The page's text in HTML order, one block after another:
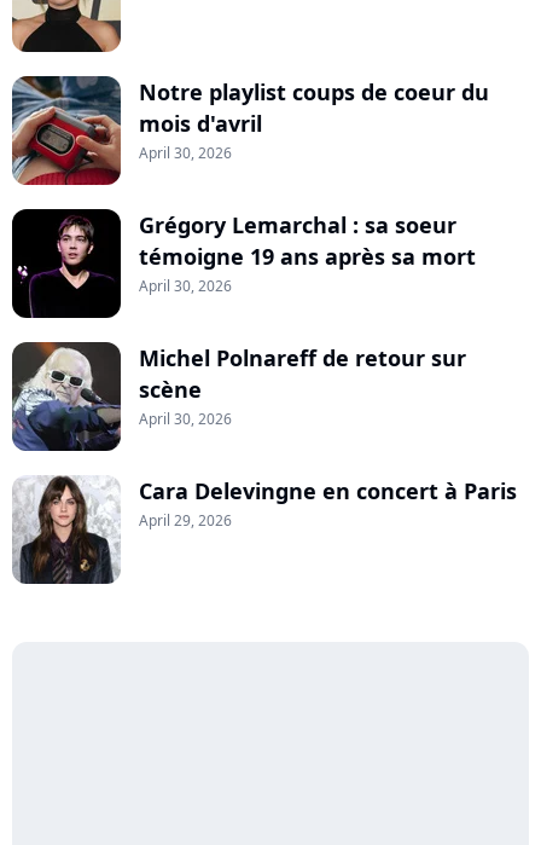
Notre playlist coups de coeur du
mois d'avril
April 30, 2026
Grégory Lemarchal : sa soeur
témoigne 19 ans après sa mort
April 30, 2026
Michel Polnareff de retour sur
scène
April 30, 2026
Cara Delevingne en concert à Paris
April 29, 2026